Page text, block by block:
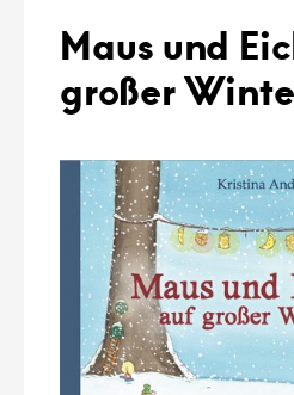
Maus und
großer